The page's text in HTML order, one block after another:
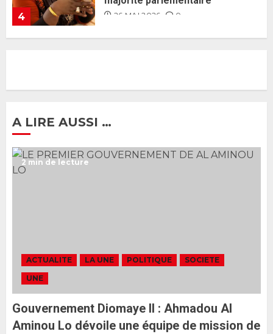
5
26 MAI 2026 0
Ousmane Sonko rassure : «
3
gouvernement : PASTEF pose
A LIRE AUSSI …
2 min de lecture
ACTUALITE LA UNE POLITIQUE
SOCIETE
UNE
Gouvernement Diomaye II : Ahmadou Al
Aminou Lo dévoile une équipe de mission de